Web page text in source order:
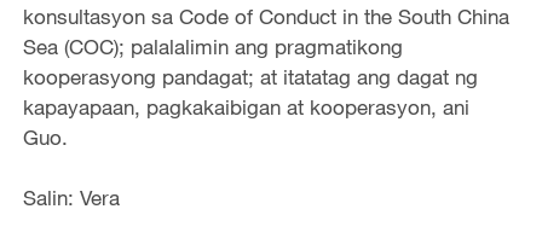
konsultasyon sa Code of Conduct in the South China
Sea (COC); palalalimin ang pragmatikong
kooperasyong pandagat; at itatatag ang dagat ng
kapayapaan, pagkakaibigan at kooperasyon, ani
Guo.
Salin: Vera